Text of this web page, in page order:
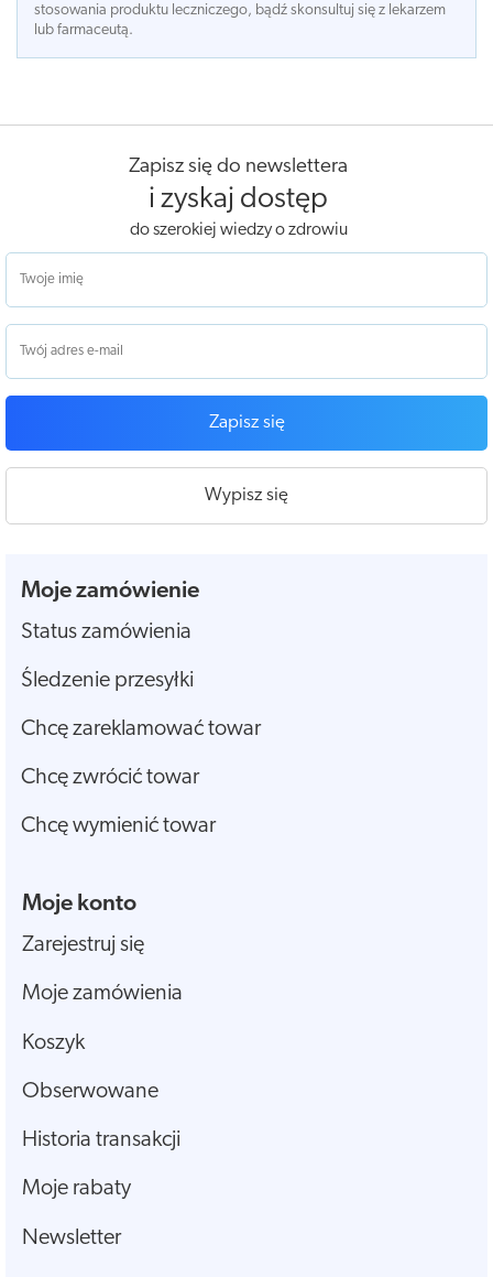
stosowania produktu leczniczego, bądź skonsultuj się z lekarzem
lub farmaceutą.
Zapisz się do newslettera
i zyskaj dostęp
do szerokiej wiedzy o zdrowiu
Zapisz się
Wypisz się
Moje zamówienie
Status zamówienia
Śledzenie przesyłki
Chcę zareklamować towar
Chcę zwrócić towar
Chcę wymienić towar
Moje konto
Zarejestruj się
Moje zamówienia
Koszyk
Obserwowane
Historia transakcji
Moje rabaty
Newsletter